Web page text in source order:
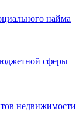
найма
сферы
недвижимости